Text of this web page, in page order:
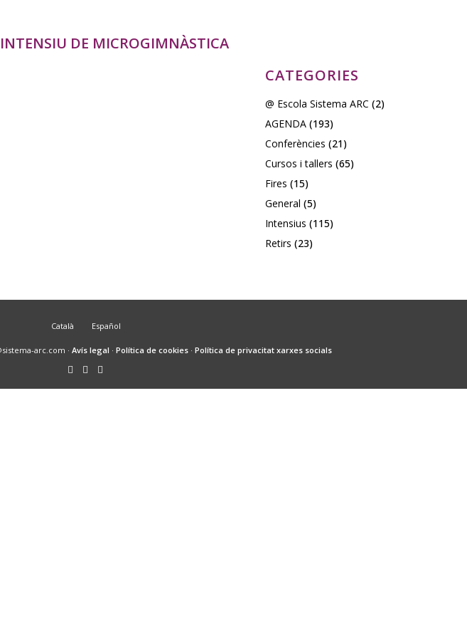
DE MICROGIMNÀSTICA
CATEGORIES
@ Escola Sistema ARC (2)
AGENDA(193)
Conferències (21)
Cursos i tallers (65)
Fires (15)
General (5)
Intensius (115)
Retirs (23)
Català Español
arc.com · Avís legal · Política de cookies· Política de privacitat xarxes socials